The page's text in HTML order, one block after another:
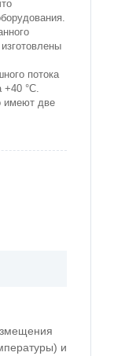
потока
+40 °С.
имеют две
и